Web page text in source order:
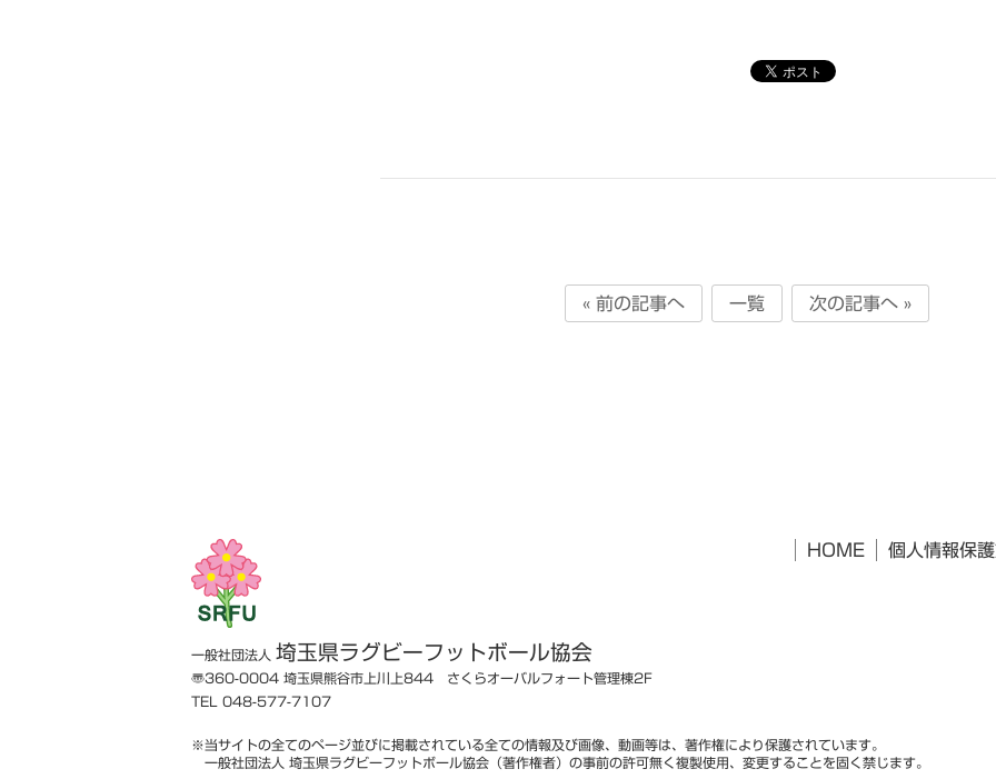
« 前の記事へ 一覧 次の記事へ »
HOME 個人情報保
一般社団法人 埼玉県ラグビーフットボール協会
〠360-0004 埼玉県熊谷市上川上844 さくらオーバルフォート管理棟2F
TEL 048-577-7107
※当サイトの全てのページ並びに掲載されている全ての情報及び画像、動画等は、著作権により保護されています。
一般社団法人 埼玉県ラグビーフットボール協会（著作権者）の事前の許可無く複製使用、変更することを固く禁じます。